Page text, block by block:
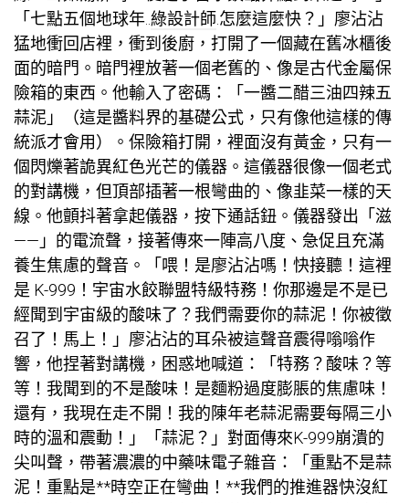
「七點五個地球年.. 綠設計師.怎麼這麼快？」廖沾沾
猛地衝回店裡，衝到後廚，打開了一個藏在舊冰櫃後
面的暗門。暗門裡放著一個老舊的、像是古代金屬保
險箱的東西。他輸入了密碼：「一醬二醋三油四辣五
蒜泥」（這是醬料界的基礎公式，只有像他這樣的傳
統派才會用）。保險箱打開，裡面沒有黃金，只有一
個閃爍著詭異紅色光芒的儀器。這儀器很像一個老式
的對講機，但頂部插著一根彎曲的、像韭菜一樣的天
線。他顫抖著拿起儀器，按下通話鈕。儀器發出「滋
——」的電流聲，接著傳來一陣高八度、急促且充滿
養生焦慮的聲音。「喂！是廖沾沾嗎！快接聽！這裡
是 K-999！宇宙水餃聯盟特級特務！你那邊是不是已
經聞到宇宙級的酸味了？我們需要你的蒜泥！你被徵
召了！馬上！」廖沾沾的耳朵被這聲音震得嗡嗡作
響，他捏著對講機，困惑地喊道：「特務？酸味？等
等！我聞到的不是酸味！是麵粉過度膨脹的焦慮味！
還有，我現在走不開！我的陳年老蒜泥需要每隔三小
時的溫和震動！」「蒜泥？」對面傳來K-999崩潰的
尖叫聲，帶著濃濃的中藥味電子雜音：「重點不是蒜
泥！重點是**時空正在彎曲！**我們的推進器快沒紅